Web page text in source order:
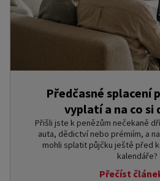
Předčasné splacení
vyplatí a na co si
Přišli jste k penězům nečekaně
auta, dědictví nebo prémiím, a
mohli splatit půjčku ještě před
kalendáře?
Přečíst